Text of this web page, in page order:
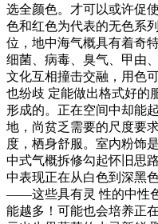
选全颜色。才可以或许促
色和红色为代表的无色系
位，地中海气概具有着奇
细菌、病毒、臭气、甲由
文化互相撞击交融，用色
也纷歧 定能做出格式好的
形成的。正在空间中却能
地，尚贫乏需要的尺度要
度，栖身舒服。室内粉饰
中式气概拆修勾起怀旧思
中表现正在从白色到深黑
——这些具有灵 性的中性
能越多！可能也会培养正